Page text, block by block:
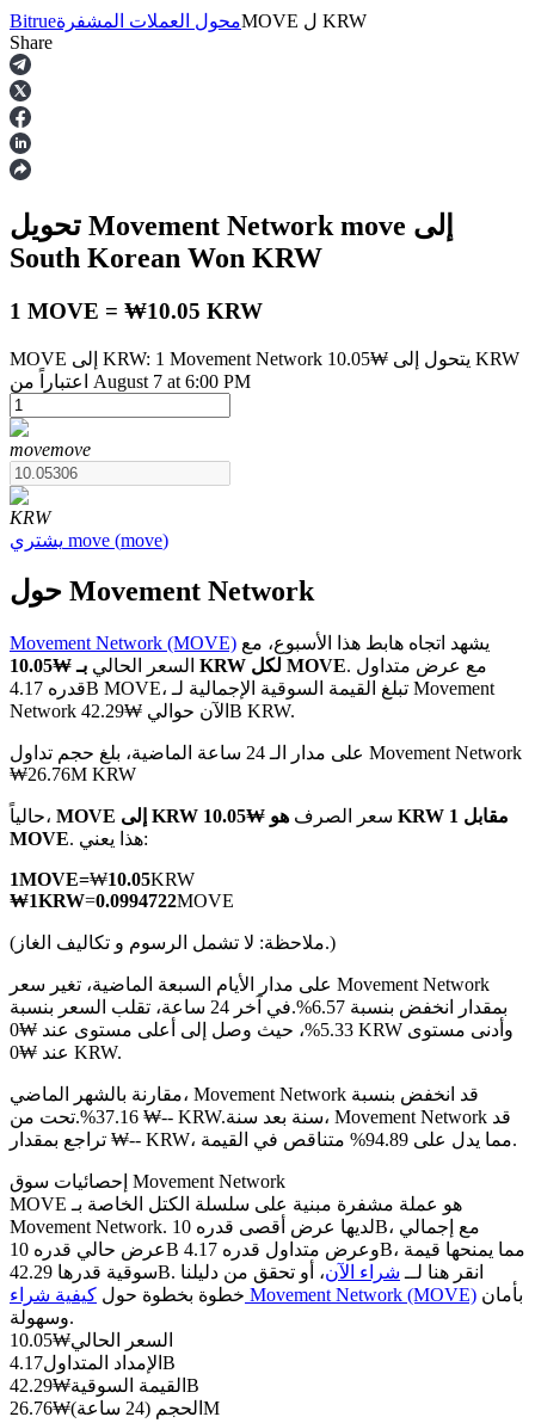
العقود الآجلة
العقود الآجلة USDT
العقود الآجلة لـ COIN-M
العقود الآجلة للعملات المشفرة
TradFi
مشتقات الأسهم والعملات الأجنبية والمعادن الثمينة والسلع
العقود الآجلة باستخدام USDC كضمان
نسخ التداول
انضم إلى أفضل المتداولين
Bitrueمحول العملات المشفرةMOVE ل KRW
Share
تحويل Movement Network move
South Korean Won KRW
1 MOVE = ₩10.05 KRW
MOVE إلى KRW: 1 Movement Network يتحول إلى ₩10.05 KRW
اعتباراً من August 7 at 6:00 PM
movemove
KRW
يشتري move (move)
حول Movement Network
Movement Network (MOVE)
السعر الحالي
بـ ₩10.05 KRW لكل MOVE. مع عرض متداول
قدره 4.17B MOVE، تبلغ القيمة السوقية الإجمالية لـ Movement
Network الآن حوالي ₩42.29B KRW.
على مدار الـ 24 ساعة الماضية، بلغ حجم تداول Movement Network
₩26.76M KRW
حالياً، MOVE إلى KRW سعر الصرف
هو ₩10.05 KRW مقابل 1
MOVE
. هذا يعني:
1MOVE=₩10.05KRW
₩1KRW=0.0994722MOVE
(ملاحظة: لا تشمل الرسوم و تكاليف الغاز.)
على مدار الأيام السبعة الماضية، تغير سعر Movement Network
بمقدار انخفض بنسبة 6.57%.
في آخر 24 ساعة، تقلب السعر بنسبة
5.33%، حيث وصل إلى أعلى مستوى عند ₩0 KRW وأدنى مستوى
عند ₩0 KRW.
مقارنة بالشهر الماضي، Movement Network قد انخفض بنسبة
37.16%.تحت من ₩-- KRW.سنة بعد سنة، Movement Network قد
تراجع بمقدار ₩-- KRW، مما يدل على 94.89% متناقص في القيمة.
إحصائيات سوق Movement Network
MOVE هو عملة مشفرة مبنية على سلسلة الكتل الخاصة بـ
Movement Network. لديها عرض أقصى قدره 10B، مع إجمالي
عرض حالي قدره 10B وعرض متداول قدره 4.17B، مما يمنحها قيمة
سوقية قدرها 42.29B. انقر هنا لــ شراء الآن، أو تحقق من دليلنا
خطوة بخطوة حول كيفية شراء Movement Network (MOVE)
وسهولة.
السعر الحالي₩
10.05
الإمداد المتداول 4.17B
القيمة السوقية₩
42.29B
الحجم (24 ساعة)
₩ 26.76M